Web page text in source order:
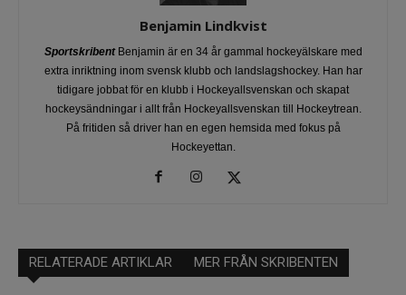
Benjamin Lindkvist
SportskribentBenjamin är en 34 år gammal hockeyälskare med
extra inriktning inom svensk klubb och landslagshockey. Han har
tidigare jobbat för en klubb i Hockeyallsvenskan och skapat
hockeysändningar i allt från Hockeyallsvenskan till Hockeytrean.
På fritiden så driver han en egen hemsida med fokus på
Hockeyettan.
RELATERADE ARTIKLAR MER FRÅN SKRIBENTEN